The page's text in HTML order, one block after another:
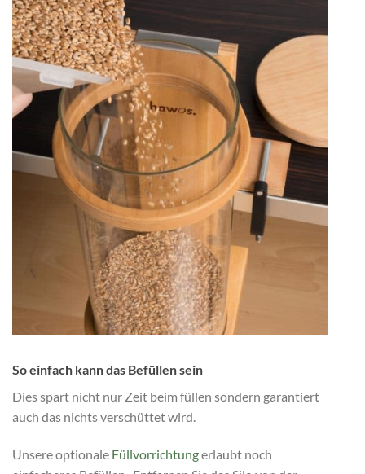
So einfach kann das Befüllen sein
Dies spart nicht nur Zeit beim füllen sondern garantiert
auch das nichts verschüttet wird.
Unsere optionale Füllvorrichtungerlaubt noch